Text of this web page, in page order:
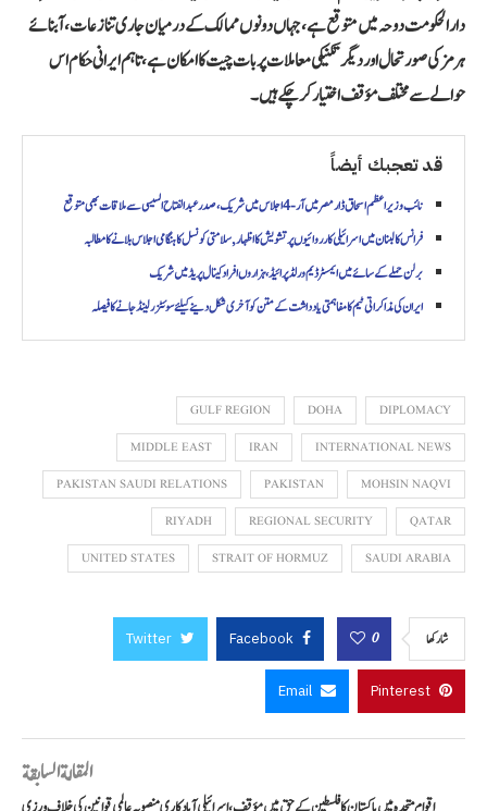
دارالحکومت دوحہ میں متوقع ہے، جہاں دونوں ممالک کے درمیان جاری تنازعات، آبنائے
ہرمز کی صورتحال اور دیگر تکنیکی معاملات پر بات چیت کا امکان ہے، تاہم ایرانی حکام اس
حوالے سے مختلف مؤقف اختیار کر چکے ہیں۔
قد تعجبك أيضاً
نائب وزیراعظم اسحاق ڈار مصر میں آر-4 اجلاس میں شریک، صدر عبدالفتاح السیسی سے ملاقات بھی متوقع
فرانس کا لبنان میں اسرائیلی کارروائیوں پر تشویش کا اظہار, سلامتی کونسل کا ہنگامی اجلاس بلانے کا مطالبہ
برلن حملے کے سائے میں ایمسٹرڈیم ورلڈ پرائیڈ، ہزاروں افراد کینال پریڈ میں شریک
ایران کی مذاکراتی ٹیم کا مفاہمتی یادداشت کے متن کو آخری شکل دینے کیلئے سوئٹزرلینڈ جانے کا فیصلہ
DIPLOMACY
DOHA
GULF REGION
INTERNATIONAL NEWS
IRAN
MIDDLE EAST
MOHSIN NAQVI
PAKISTAN
PAKISTAN SAUDI RELATIONS
QATAR
REGIONAL SECURITY
RIYADH
SAUDI ARABIA
STRAIT OF HORMUZ
UNITED STATES
شاركها 0
Facebook
Twitter
Pinterest
Email
المقالة السابقة